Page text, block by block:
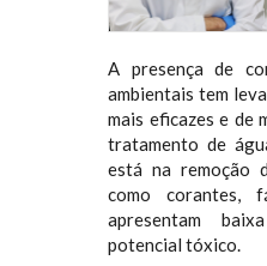
A presença de
ambientais tem
mais eficazes e de
tratamento de
está na remoção
como corantes,
apresentam
potencial tóxico.